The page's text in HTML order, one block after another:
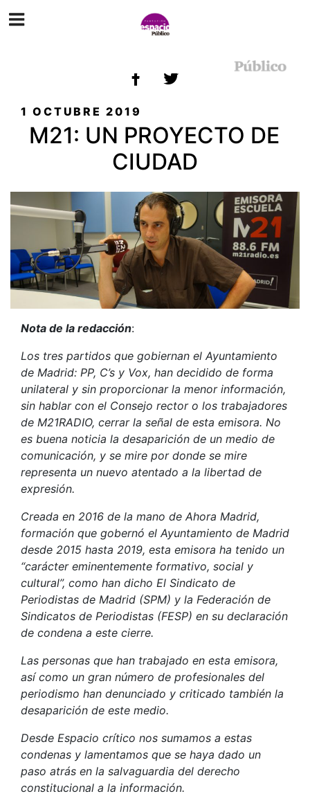
PUBLICADO
EL
1 OCTUBRE 2019
M21: UN PROYECTO DE
CIUDAD
Nota de la redacción:
Los tres partidos que gobiernan el Ayuntamiento
de Madrid: PP, C’s y Vox, han decidido de forma
unilateral y sin proporcionar la menor información,
sin hablar con el Consejo rector o los trabajadores
de M21RADIO, cerrar la señal de esta emisora. No
es buena noticia la desaparición de un medio de
comunicación, y se mire por donde se mire
representa un nuevo atentado a la libertad de
expresión.
Creada en 2016 de la mano de Ahora Madrid,
formación que gobernó el Ayuntamiento de Madrid
desde 2015 hasta 2019, esta emisora ha tenido un
“carácter eminentemente formativo, social y
cultural”, como han dicho El Sindicato de
Periodistas de Madrid (SPM) y la Federación de
Sindicatos de Periodistas (FESP) en su declaración
de condena a este cierre.
Las personas que han trabajado en esta emisora,
así como un gran número de profesionales del
periodismo han denunciado y criticado también la
desaparición de este medio.
Desde Espacio crítico nos sumamos a estas
condenas y lamentamos que se haya dado un
paso atrás en la salvaguardia del derecho
constitucional a la información.